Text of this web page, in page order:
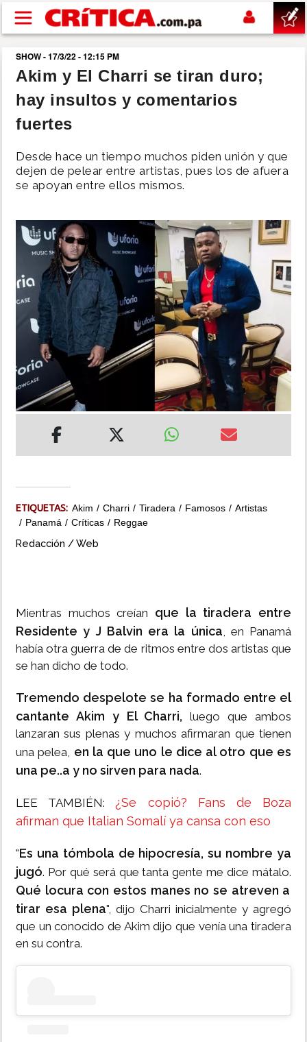
Pasar al contenido principal
buscar
SUCESOS
POLÍTICA
DEPORTES
MUNDO
INSÓLITAS
MULTIMEDIA
IMPRESO
SHOW - 17/3/22 - 12:15 PM
Akim y El Charri se tiran duro;
hay insultos y comentarios
fuertes
Desde hace un tiempo muchos piden unión y que
dejen de pelear entre artistas, pues los de afuera
se apoyan entre ellos mismos.
ETIQUETAS: Akim Charri Tiradera Famosos
Artistas
Panamá
Críticas Reggae
Redacción / Web
Mientras muchos creían que la tiradera entre
Residente y J Balvin era la única, en Panamá
había otra guerra de de ritmos entre dos artistas que
se han dicho de todo.
Tremendo despelote se ha formado entre el
cantante Akim y El Charri, luego que ambos
lanzaran sus plenas y muchos afirmaran que tienen
una pelea, en la que uno le dice al otro que es
una pe..a y no sirven para nada.
LEE TAMBIÉN:¿Se copió? Fans de Boza
afirman que Italian Somalí ya cansa con eso
"Es una tómbola de hipocresía, su nombre ya
jugó. Por qué será que tanta gente me dice mátalo.
Qué locura con estos manes no se atreven a
tirar esa plena", dijo Charri inicialmente y agregó
que un conocido de Akim dijo que venía una tiradera
en su contra.